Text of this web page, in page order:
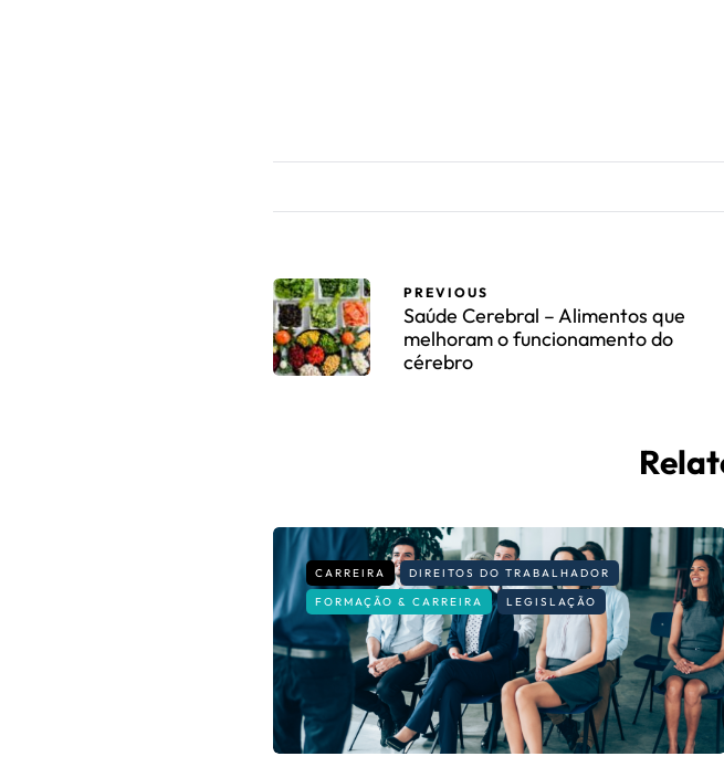
PREVIOUS
Saúde Cerebral – Alimentos que
melhoram o funcionamento do
cérebro
CARREIRA
DIREITOS DO TRABALHADOR
FORMAÇÃO & CARREIRA
LEGISLAÇÃO